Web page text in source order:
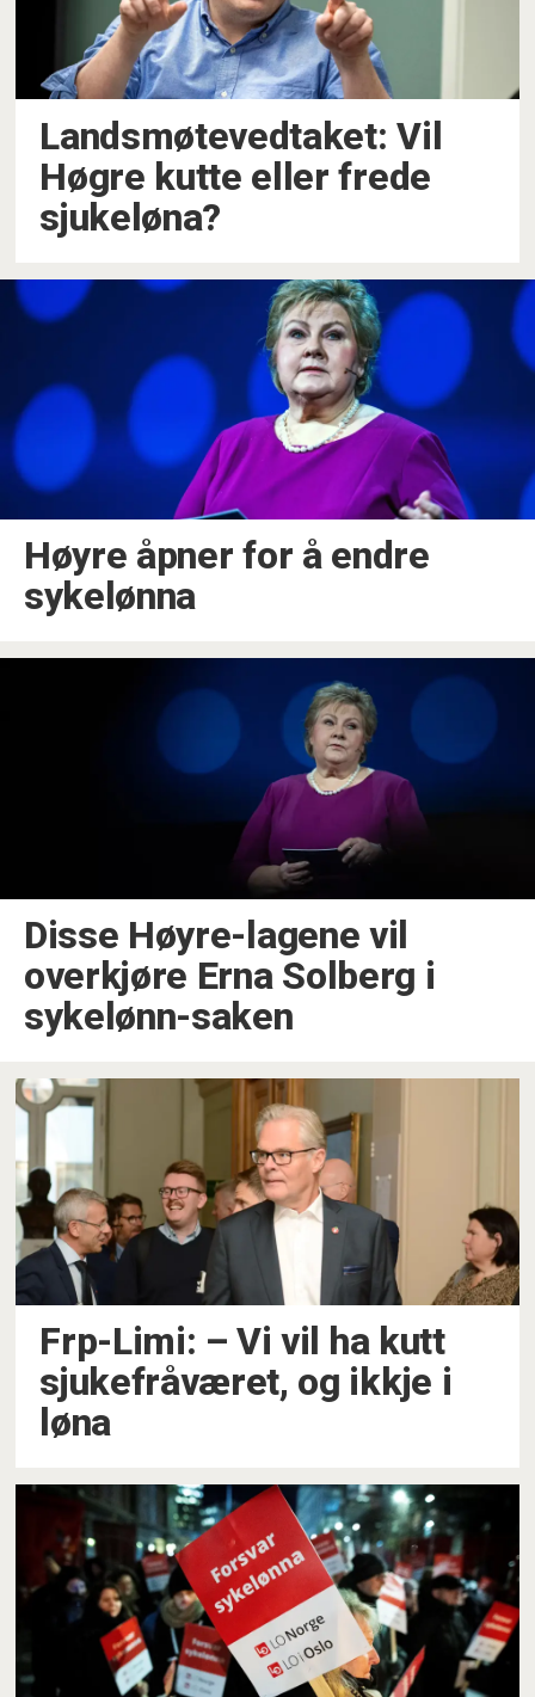
Landsmøtevedtaket: Vil
Høgre kutte eller frede
sjukeløna?
Høyre åpner for å endre
sykelønna
Disse Høyre-lagene vil
overkjøre Erna Solberg i
sykelønn-saken
Frp-Limi: –⁠ Vi vil ha kutt
sjukefråværet, og ikkje i
løna